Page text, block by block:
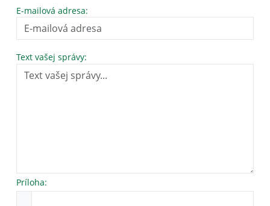
E-mailová adresa:
Text vašej správy:
Príloha: